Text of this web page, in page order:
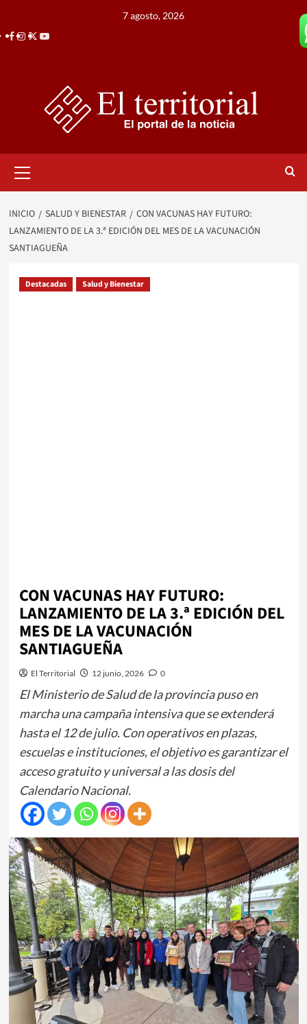
contenido
7 agosto, 2026
Facebook
Instagram
TwitterYoutube
primario
INICIO SALUD Y BIENESTAR
CON VACUNAS HAY FUTURO:
LANZAMIENTO DE LA 3.ª EDICIÓN DEL MES DE LA VACUNACIÓN
SANTIAGUEÑA
Destacadas Salud y Bienestar
CON VACUNAS HAY FUTURO:
LANZAMIENTO DE LA 3.ª EDICIÓN DEL
MES DE LA VACUNACIÓN
SANTIAGUEÑA
El Territorial 12 junio, 2026 0
El Ministerio de Salud de la provincia puso en
marcha una campaña intensiva que se extenderá
hasta el 12 de julio. Con operativos en plazas,
escuelas e instituciones, el objetivo es garantizar el
acceso gratuito y universal a las dosis del
Calendario Nacional.